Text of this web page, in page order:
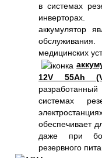
в системах
инверторах.
аккумулятор
медицинских
12V 55Ah
системах
обеспечивает
даже при
резервного